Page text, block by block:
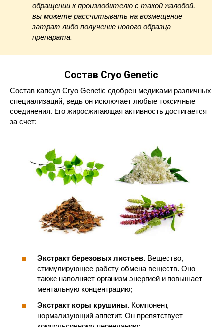
обращении к производителю с такой жалобой,
вы можете рассчитывать на возмещение
затрат либо получение нового образца
препарата.
Состав Cryo Genetic
Состав капсул Cryo Genetic одобрен медиками различных
специализаций, ведь он исключает любые токсичные
соединения. Его жиросжигающая активность достигается
за счет:
Экстракт березовых листьев. Вещество,
стимулирующее работу обмена веществ. Оно
также наполняет организм энергией и повышает
ментальную концентрацию;
Экстракт коры крушины. Компонент,
нормализующий аппетит. Он препятствует